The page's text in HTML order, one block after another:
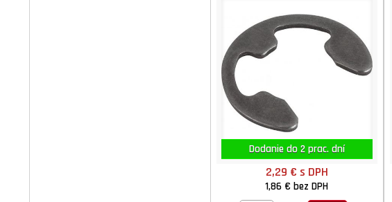
Dodanie do 2 prac. dní
2,29 € s DPH
1,86 €bez DPH